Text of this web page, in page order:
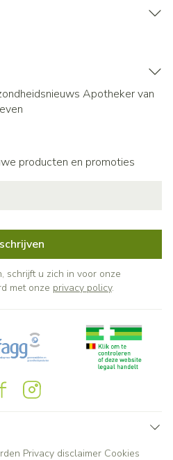
Apotheker van
producten en promoties
schrijft u zich in voor onze
met onze privacy policy.
Privacy disclaimer Cookies